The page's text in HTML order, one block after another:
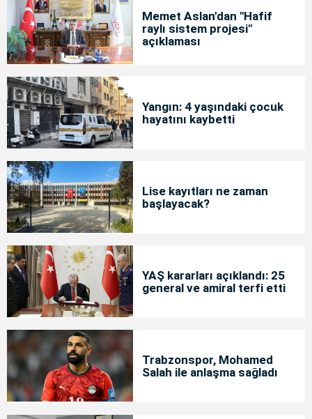
Memet Aslan'dan "Hafif
raylı sistem projesi"
açıklaması
Yangın: 4 yaşındaki çocuk
hayatını kaybetti
Lise kayıtları ne zaman
başlayacak?
YAŞ kararları açıklandı: 25
general ve amiral terfi etti
Trabzonspor, Mohamed
Salah ile anlaşma sağladı